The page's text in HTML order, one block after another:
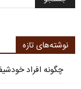
نوشته‌های تازه
چگونه افراد